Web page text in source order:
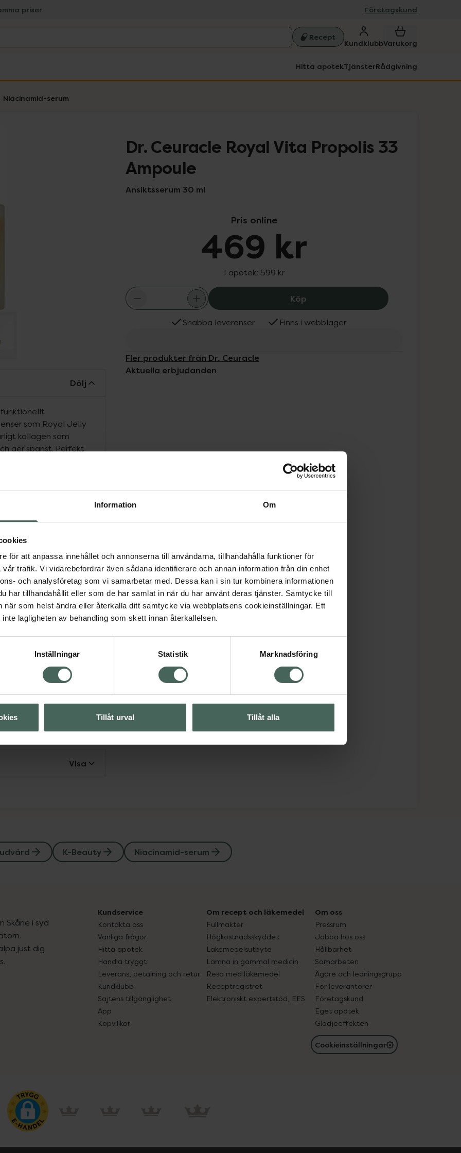
Information Om
för att anpassa innehållet och annonserna till användarna, tillhandahålla funktioner för
trafik. Vi vidarebefordrar även sådana identifierare och annan information från din enhet
och analysföretag som vi samarbetar med. Dessa kan i sin tur kombinera informationen
har tillhandahållit eller som de har samlat in när du har använt deras tjänster. Samtycke till
när som helst ändra eller återkalla ditt samtycke via webbplatsens cookieinställningar. Ett
lagligheten av behandling som skett innan återkallelsen.
Inställningar Statistik Marknadsföring
Tillåt urval Tillåt alla
priser Företagskund
Recept
KundklubbVarukorg
Hitta apotekTjänsterRådgivning
Niacinamid-serum
Dr. Ceuracle Royal Vita Propolis 33
Ampoule
Ansiktsserum 30 ml
Pris online
469 kr
I apotek: 599 kr
Köp Dr. Ceuracle Royal Vita Propolis 33
Snabba leveranser Finns i webblager
Fler produkter från Dr. Ceuracle
Aktuella erbjudanden
Dölj
som Royal Jelly
kollagen som
ger spänst. Perfekt
lyster på
för sina naturligt
och trött hud.
fria radikaler och
till att verka
B5) bildar en
fuktförlust
oxidativa skador.
ut fina linjer och
hud.
Niacinamid-serum
Visa
Visa
K-Beauty Niacinamid-serum
Skåne i syd
just dig
Kundservice
Kontakta oss
Vanliga frågor
Hitta apotek
Handla tryggt
Leverans, betalning och retur
Kundklubb
Sajtens tillgänglighet
App
Köpvillkor
Om recept och läkemedel
Fullmakter
Högkostnadsskyddet
Läkemedelsutbyte
Lämna in gammal medicin
Resa med läkemedel
Receptregistret
Elektroniskt expertstöd, EES
Om oss
Pressrum
Jobba hos oss
Hållbarhet
Samarbeten
Ägare och ledningsgrupp
För leverantörer
Företagskund
Eget apotek
Glädjeeffekten
Cookieinställningar